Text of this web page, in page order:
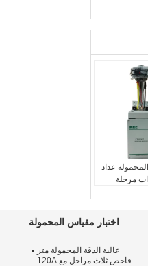
عداد
مرحلة
اختبار مقياس المحمولة
عالية الدقة المحمولة متر
فاحص ثلاث مراحل مع 120A